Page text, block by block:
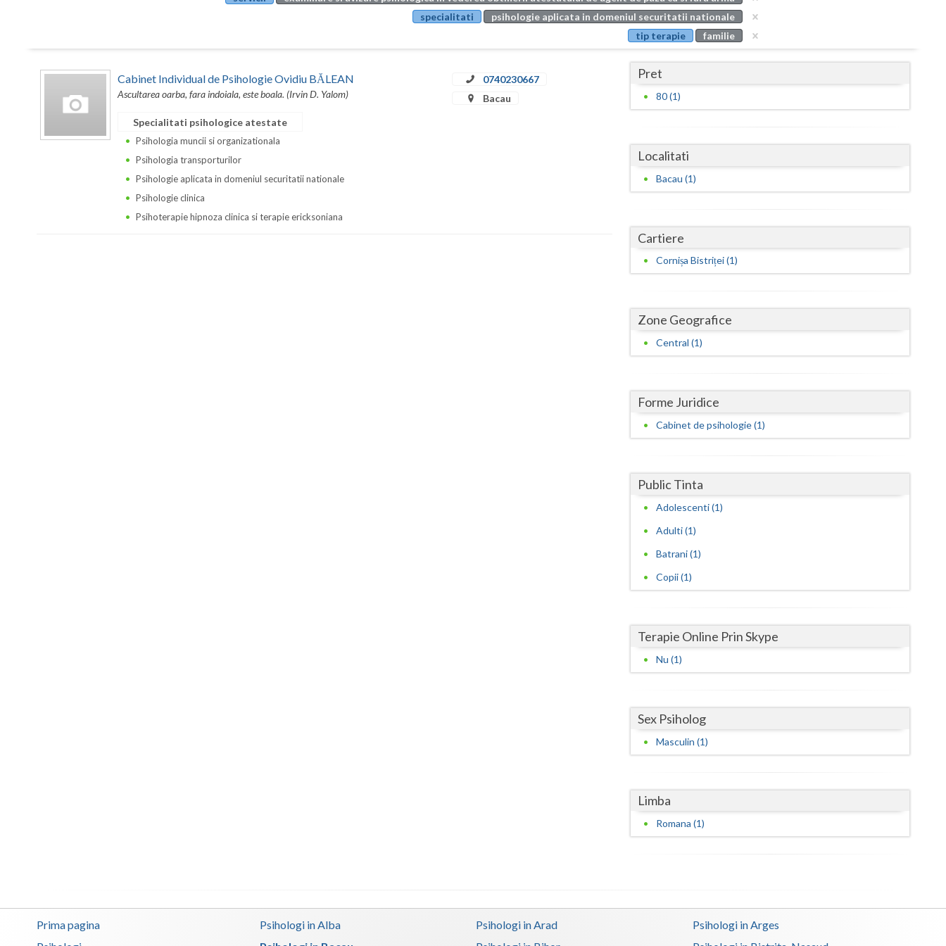
Buzau
Calarasi
Caras-Severin
Giurgiu
Ilfov
Salaj
specialitati
psihologie aplicata in domeniul securitatii nationale
tip terapie
familie
Cabinet Individual de Psihologie Ovidiu BĂLEAN
Ascultarea oarba, fara indoiala, este boala. (Irvin D. Yalom)
0740230667
Bacau
Specialitati psihologice atestate
Psihologia muncii si organizationala
Psihologia transporturilor
Psihologie aplicata in domeniul securitatii nationale
Psihologie clinica
Psihoterapie hipnoza clinica si terapie ericksoniana
Pret
80 (1)
Localitati
Bacau (1)
Cartiere
Cornișa Bistriței (1)
Zone Geografice
Central (1)
Forme Juridice
Cabinet de psihologie (1)
Public Tinta
Adolescenti (1)
Adulti (1)
Batrani (1)
Copii (1)
Terapie Online Prin Skype
Nu (1)
Sex Psiholog
Masculin (1)
Limba
Romana (1)
Prima pagina
Psihologi in Alba Psihologi in Arad
Psihologi in Arges